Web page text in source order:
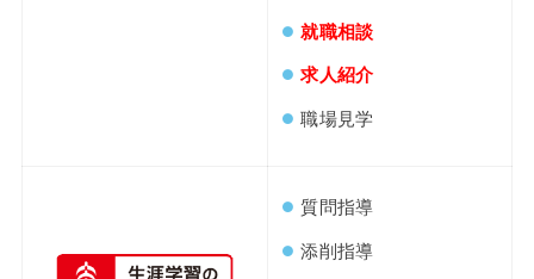
就職相談
求人紹介
職場見学
質問指導
添削指導